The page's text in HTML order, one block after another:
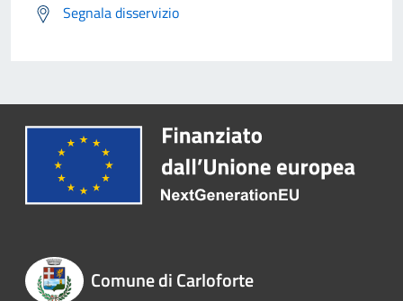
Segnala disservizio
Comune di Carloforte